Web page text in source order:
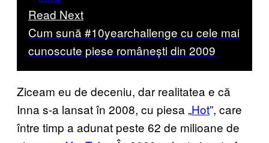
Read Next
Cum sună #10yearchallenge cu cele mai
cunoscute piese românești din 2009
Ziceam eu de deceniu, dar realitatea e că
Inna s-a lansat în 2008, cu piesa „Hot”, care
între timp a adunat peste 62 de milioane de